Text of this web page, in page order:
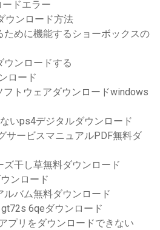
ドエラー
ウンロード方法
ために機能するショーボックスの
ウンロードする
ロード
フトウェアダウンロードwindows
いps4デジタルダウンロード
サービスマニュアルPDF無料ダ
干し草無料ダウンロード
ンロード
バム無料ダウンロード
6qeダウンロード
プリをダウンロードできない